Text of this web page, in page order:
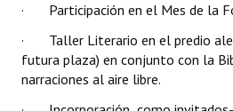
· Participación en el Mes de la
· Taller Literario en el predio
futura plaza) en conjunto con la
narraciones al aire libre.